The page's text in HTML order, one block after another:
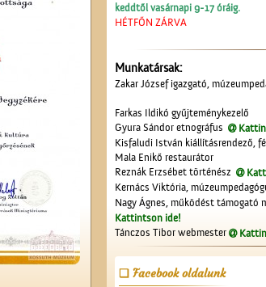
keddtől vasárnapi 9-17 óráig.
HÉTFŐN ZÁRVA
Munkatársak:
Zakar József igazgató,
Farkas Ildikó gyűjteménykezelő
Gyura Sándor etnográfus
Kisfaludi István kiállításrendező,
Mala Enikő restaurátor
Reznák Erzsébet történész
Kernács Viktória,
Nagy Ágnes, működést támogató
Kattintson ide!
Tánczos Tibor webmester
Facebook oldalunk